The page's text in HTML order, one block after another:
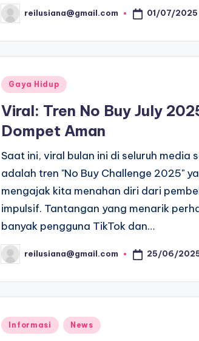
Posted
by
reilusiana@gmail.com 01/07/2025
Posted
Gaya Hidup
Viral: Tren No Buy July
Dompet Aman
Saat ini, viral bulan ini di seluruh media
adalah tren "No Buy Challenge 2025"
mengajak kita menahan diri dari
impulsif. Tantangan yang menarik
banyak pengguna TikTok dan…
Posted
by
reilusiana@gmail.com 25/06/
Posted
Informasi News